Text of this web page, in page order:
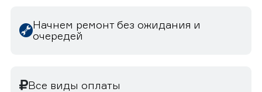
Начнем ремонт без ожидания и
очередей
Все виды оплаты